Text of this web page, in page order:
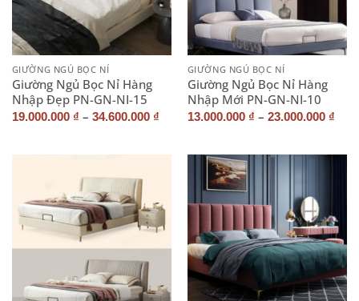
GIƯỜNG NGỦ BỌC NỈ
Giường Ngủ Bọc Nỉ Hàng
Nhập Đẹp PN-GN-NI-15
19.000.000 ₫ – 34.600.000 ₫
GIƯỜNG NGỦ BỌC NỈ
Giường Ngủ Bọc Nỉ Hàng
Nhập Mới PN-GN-NI-10
13.000.000 ₫ – 23.000.000 ₫